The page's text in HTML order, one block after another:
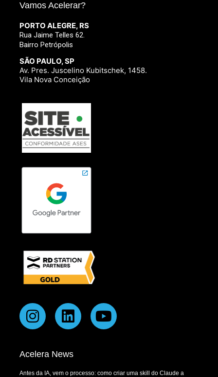
Vamos Acelerar?
PORTO ALEGRE, RS
Rua Jaime Telles 62.
Bairro Petrópolis
SÃO PAULO, SP
Av. Pres. Juscelino Kubitschek, 1458.
Vila Nova Conceição
Acelera News
Antes da IA, vem o processo: como criar uma skill do Claude a